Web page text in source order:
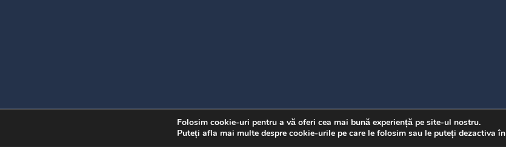
Folosim cookie-uri pentru a vă oferi cea mai bună experiență pe site-ul nostru.
Puteți afla mai multe despre cookie-urile pe care le folosim sau le puteți dezactiva în